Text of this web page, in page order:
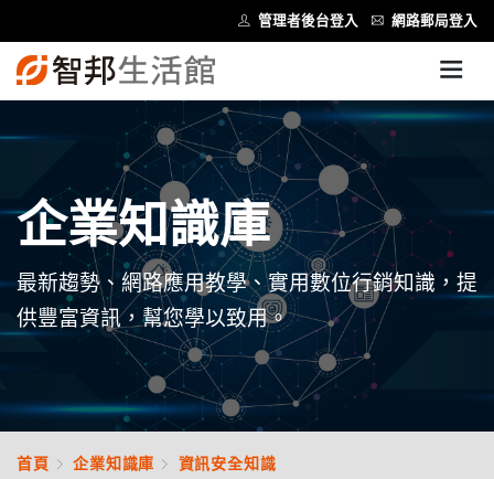
管理者後台登入 網路郵局登入
企業知識庫
最新趨勢、網路應用教學、實用數位行銷知識，提
供豐富資訊，幫您學以致用。
首頁 企業知識庫
資訊安全知識